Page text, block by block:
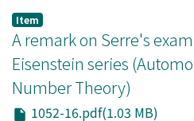
Item
A remark on Serre's
Eisenstein series
Number Theory)
1052-16.pdf(1.03 MB)